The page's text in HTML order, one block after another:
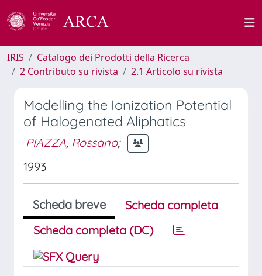
IRIS
Catalogo dei Prodotti della Ricerca
2 Contributo su rivista
2.1 Articolo su rivista
Modelling the Ionization Potential
of Halogenated Aliphatics
PIAZZA, Rossano;
1993
Scheda breve
Scheda completa
Scheda completa (DC)